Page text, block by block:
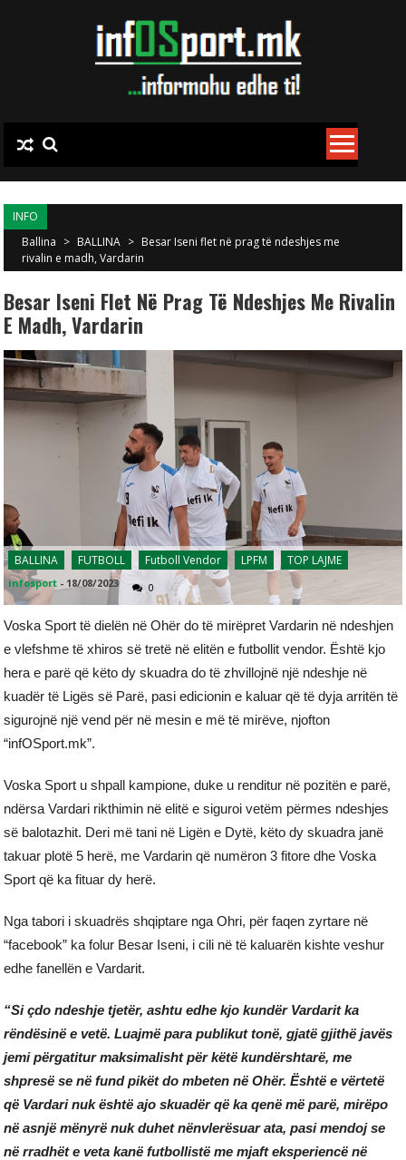
INFO
Ballina > BALLINA > Besar Iseni flet në prag të ndeshjes me
rivalin e madh, Vardarin
Besar Iseni Flet Në Prag Të Ndeshjes Me Rivalin
E Madh, Vardarin
BALLINA FUTBOLL Futboll Vendor LPFM TOP LAJME
infosport - 18/08/2023 0
Voska Sport të dielën në Ohër do të mirëpret Vardarin në ndeshjen
e vlefshme të xhiros së tretë në elitën e futbollit vendor. Është kjo
hera e parë që këto dy skuadra do të zhvillojnë një ndeshje në
kuadër të Ligës së Parë, pasi edicionin e kaluar që të dyja arritën të
sigurojnë një vend për në mesin e më të mirëve, njofton
“infOSport.mk”.
Voska Sport u shpall kampione, duke u renditur në pozitën e parë,
ndërsa Vardari rikthimin në elitë e siguroi vetëm përmes ndeshjes
së balotazhit. Deri më tani në Ligën e Dytë, këto dy skuadra janë
takuar plotë 5 herë, me Vardarin që numëron 3 fitore dhe Voska
Sport që ka fituar dy herë.
Nga tabori i skuadrës shqiptare nga Ohri, për faqen zyrtare në
“facebook” ka folur Besar Iseni, i cili në të kaluarën kishte veshur
edhe fanellën e Vardarit.
“Si çdo ndeshje tjetër, ashtu edhe kjo kundër Vardarit ka
rëndësinë e vetë. Luajmë para publikut tonë, gjatë gjithë javës
jemi përgatitur maksimalisht për këtë kundërshtarë, me
shpresë se në fund pikët do mbeten në Ohër. Është e vërtetë
që Vardari nuk është ajo skuadër që ka qenë më parë, mirëpo
në asnjë mënyrë nuk duhet nënvlerësuar ata, pasi mendoj se
në rradhët e veta kanë futbollistë me mjaft eksperiencë në